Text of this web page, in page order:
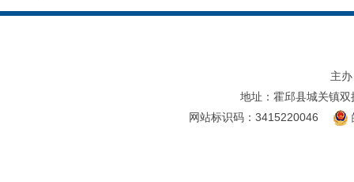
主
地址：霍邱县城关镇双
网站标识码：3415220046